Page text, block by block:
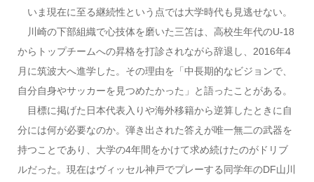
いま現在に至る継続性という点では大学時代も見逃せない。
川崎の下部組織で心技体を磨いた三笘は、高校生年代のU-18
からトップチームへの昇格を打診されながら辞退し、2016年4
月に筑波大へ進学した。その理由を「中長期的なビジョンで、
自分自身やサッカーを見つめたかった」と語ったことがある。
目標に掲げた日本代表入りや海外移籍から逆算したときに自
分には何が必要なのか。弾き出された答えが唯一無二の武器を
持つことであり、大学の4年間をかけて求め続けたのがドリブ
ルだった。現在はヴィッセル神戸でプレーする同学年のDF山川